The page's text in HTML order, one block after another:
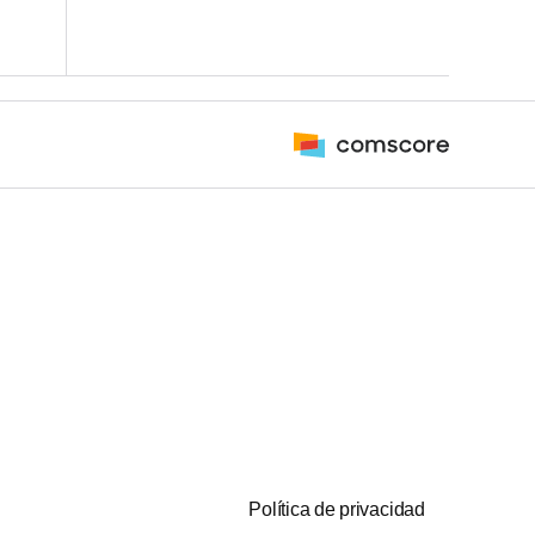
Política de privacidad